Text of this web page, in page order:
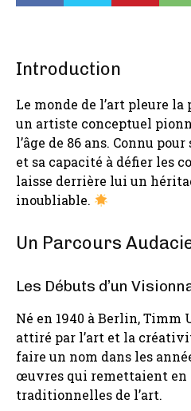
Introduction
Le monde de l’art pleure
un artiste conceptuel
l’âge de 86 ans. Connu
et sa capacité à défier les
laisse derrière lui un
inoubliable.
Un Parcours
Les Débuts d’un
Né en 1940 à Berlin, Timm
attiré par l’art et la
faire un nom dans les
œuvres qui remettaient en
traditionnelles de l’art.